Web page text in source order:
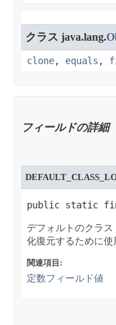
クラス java.lang.
clone, equals ,
フィールドの詳細
public static
デフォルトのクラス
化復元するために使
関連項目:
定数フィールド値